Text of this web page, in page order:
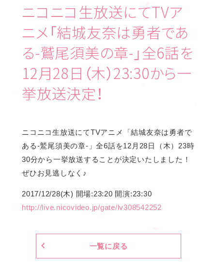
ニコニコ生放送にてTVア
ニメ「結城友奈は勇者であ
る-鷲尾須美の章-」全6話を
12月28日（木）23:30から一
挙放送決定！
ニコニコ生放送にてTVアニメ「結城友奈は勇者で
ある-鷲尾須美の章-」全6話を12月28日（木）23時
30分から一挙放送することが決定いたしました！
ぜひお見逃しなく♪
2017/12/28(木) 開場:23:20 開演:23:30
http://live.nicovideo.jp/gate/lv308542252
一覧に戻る